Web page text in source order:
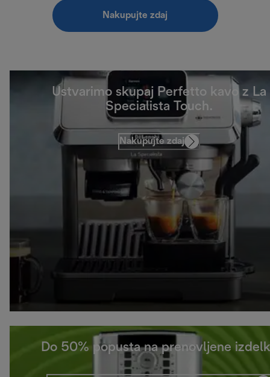
Nakupujte zdaj
Ustvarimo skupaj Perfetto kavo z La
Specialista Touch.
Nakupujte zdaj
Do 50% popusta na prenovljene